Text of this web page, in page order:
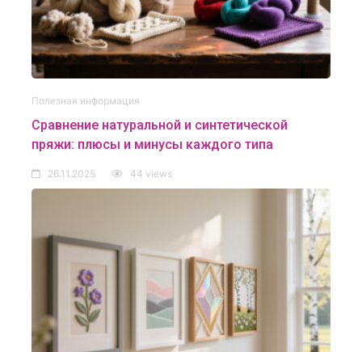
Полезная информация
Сравнение натуральной и синтетической
пряжи: плюсы и минусы каждого типа
26.11.2025 44 views